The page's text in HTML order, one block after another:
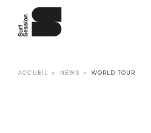
ACCUEIL NEWS WORLD TOUR